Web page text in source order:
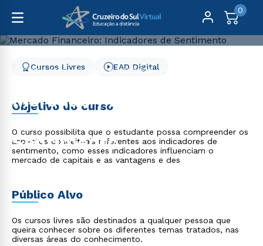
0
Cursos Livres
Gestão e Negócios
Mercado Financeiro:
Indicadores de
Sentimento
Cursos Livres EAD Digital
Objetivo do curso
O curso possibilita que o estudante possa compreender os
aspectos conceituais referentes aos indicadores de
sentimento, como esses indicadores influenciam o
mercado de capitais e as vantagens e des
Público Alvo
Os cursos livres são destinados a qualquer pessoa que
queira conhecer sobre os diferentes temas tratados, nas
diversas áreas do conhecimento.